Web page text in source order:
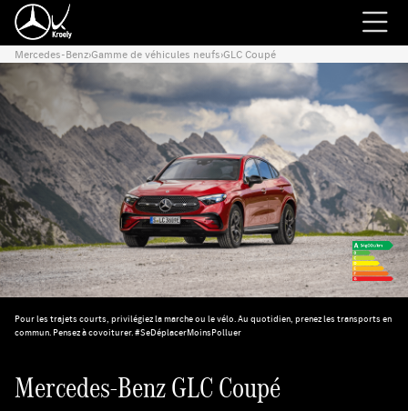
Mercedes-Benz›Gamme de véhicules neufs›GLC Coupé
Mercedes-Benz GLC Coupé
Pour les trajets courts, privilégiez la marche ou le vélo. Au quotidien, prenez les transports en
commun. Pensez à covoiturer. #SeDéplacerMoinsPolluer